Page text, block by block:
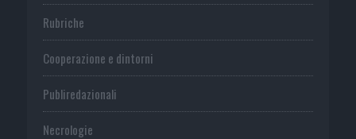
Rubriche
Cooperazione e dintorni
Publiredazionali
Necrologie